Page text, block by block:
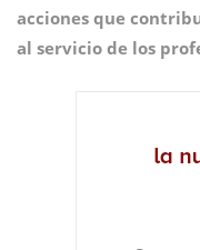
acciones que
al servicio de los